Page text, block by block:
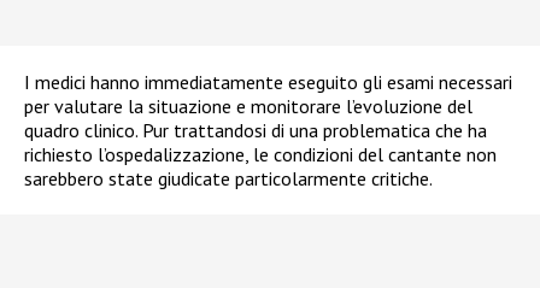
I medici hanno immediatamente eseguito gli esami necessari
per valutare la situazione e monitorare l’evoluzione del
quadro clinico. Pur trattandosi di una problematica che ha
richiesto l’ospedalizzazione, le condizioni del cantante non
sarebbero state giudicate particolarmente critiche.